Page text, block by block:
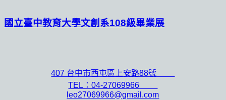
國立臺中教育大學文創系108級畢業展
407 台中市西屯區上安路88號
TEL：04-27069966
leo27069966@gmail.com